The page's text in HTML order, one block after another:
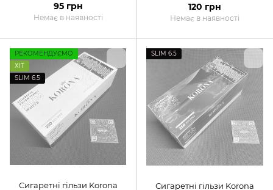
95 грн
Немає в наявності
120 грн
Немає в наявності
РЕКОМЕНДУЄМО
ХІТ
SLIM 6.5
Сигаретні гільзи Korona
SLIM 6.5
Сигаретні гільзи Korona